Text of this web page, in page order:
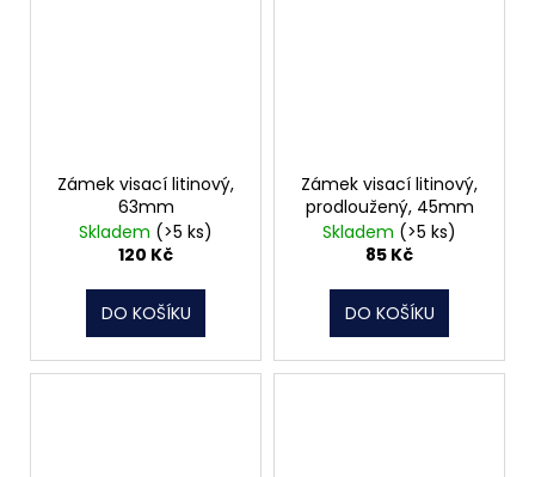
Zámek visací litinový,
63mm
Skladem (>5 ks)
120 Kč
DO KOŠÍKU
Zámek visací litinový,
prodloužený, 45mm
Skladem (>5 ks)
85 Kč
DO KOŠÍKU